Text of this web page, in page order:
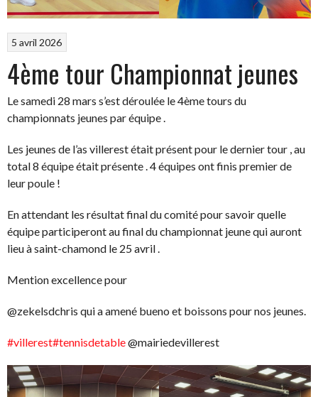
5 avril 2026
4ème tour Championnat jeunes
Le samedi 28 mars s’est déroulée le 4ème tours du
championnats jeunes par équipe .
Les jeunes de l’as villerest était présent pour le dernier tour , au
total 8 équipe était présente . 4 équipes ont finis premier de
leur poule !
En attendant les résultat final du comité pour savoir quelle
équipe participeront au final du championnat jeune qui auront
lieu à saint-chamond le 25 avril .
Mention excellence pour
@zekelsdchris qui a amené bueno et boissons pour nos jeunes.
#villerest#tennisdetable@mairiedevillerest